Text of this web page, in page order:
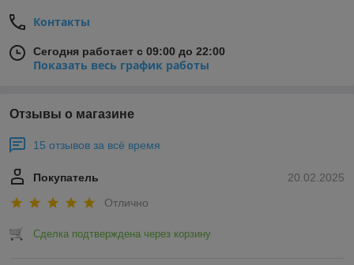
Контакты
Сегодня работает с 09:00 до 22:00
Показать весь график работы
Отзывы о магазине
15 отзывов за всё время
20.02.2025
Покупатель
Отлично
Сделка подтверждена через корзину